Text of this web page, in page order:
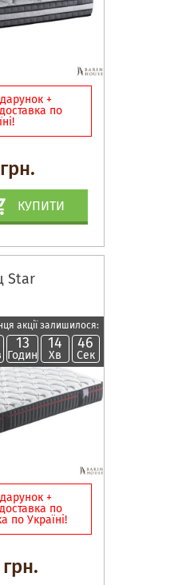
+
по
КУПИТИ
Star
акції залишилося:
13
Годин
14
Хв
45
Сек
+
по
по Україні!